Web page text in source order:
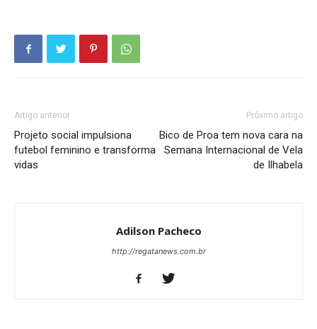
Artigo anterior
Projeto social impulsiona
futebol feminino e transforma
vidas
Próximo artigo
Bico de Proa tem nova cara na
Semana Internacional de Vela
de Ilhabela
Adilson Pacheco
http://regatanews.com.br